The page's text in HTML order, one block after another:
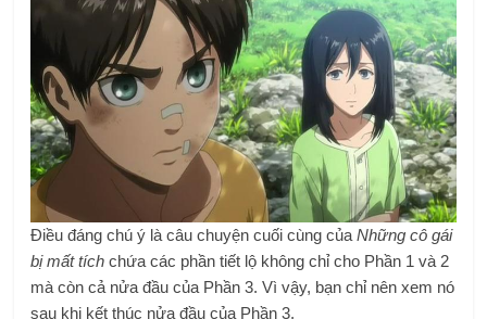
Điều đáng chú ý là câu chuyện cuối cùng củaNhững cô gái
bị mất tích chứa các phần tiết lộ không chỉ cho Phần 1 và 2
mà còn cả nửa đầu của Phần 3. Vì vậy, bạn chỉ nên xem nó
sau khi kết thúc nửa đầu của Phần 3.